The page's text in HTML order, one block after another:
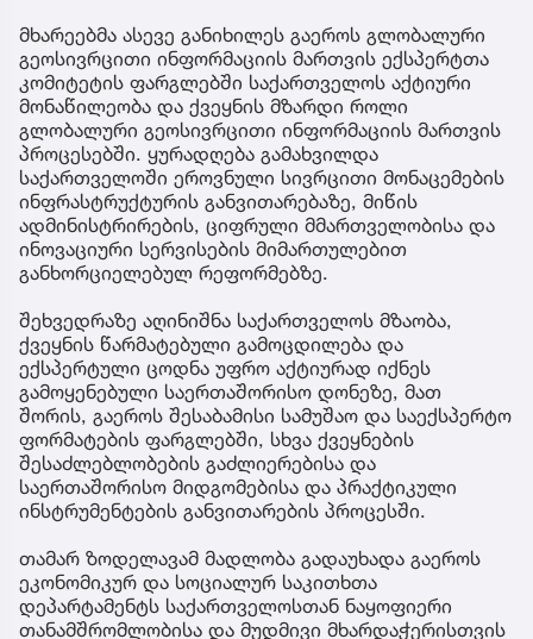
მხარეებმა ასევე განიხილეს გაეროს გლობალური
გეოსივრცითი ინფორმაციის მართვის ექსპერტთა
კომიტეტის ფარგლებში საქართველოს აქტიური
მონაწილეობა და ქვეყნის მზარდი როლი
გლობალური გეოსივრცითი ინფორმაციის მართვის
პროცესებში. ყურადღება გამახვილდა
საქართველოში ეროვნული სივრცითი მონაცემების
ინფრასტრუქტურის განვითარებაზე, მიწის
ადმინისტრირების, ციფრული მმართველობისა და
ინოვაციური სერვისების მიმართულებით
განხორციელებულ რეფორმებზე.
შეხვედრაზე აღინიშნა საქართველოს მზაობა,
ქვეყნის წარმატებული გამოცდილება და
ექსპერტული ცოდნა უფრო აქტიურად იქნეს
გამოყენებული საერთაშორისო დონეზე, მათ
შორის, გაეროს შესაბამისი სამუშაო და საექსპერტო
ფორმატების ფარგლებში, სხვა ქვეყნების
შესაძლებლობების გაძლიერებისა და
საერთაშორისო მიდგომებისა და პრაქტიკული
ინსტრუმენტების განვითარების პროცესში.
თამარ ზოდელავამ მადლობა გადაუხადა გაეროს
ეკონომიკურ და სოციალურ საკითხთა
დეპარტამენტს საქართველოსთან ნაყოფიერი
თანამშრომლობისა და მუდმივი მხარდაჭერისთვის